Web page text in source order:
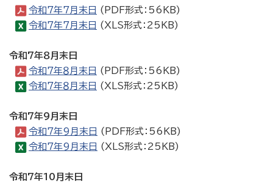
令和7年7月末日 (PDF形式：56KB)
令和7年7月末日 (XLS形式：25KB)
令和7年８月末日
令和7年８月末日 (PDF形式：56KB)
令和7年８月末日 (XLS形式：25KB)
令和7年９月末日
令和7年9月末日 (PDF形式：56KB)
令和7年9月末日 (XLS形式：25KB)
令和7年10月末日